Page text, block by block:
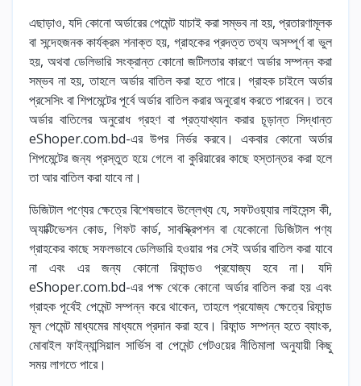
এছাড়াও, যদি কোনো অর্ডারের পেমেন্ট যাচাই করা সম্ভব না হয়, প্রতারণামূলক
বা সন্দেহজনক কার্যক্রম শনাক্ত হয়, গ্রাহকের প্রদত্ত তথ্য অসম্পূর্ণ বা ভুল
হয়, অথবা ডেলিভারি সংক্রান্ত কোনো জটিলতার কারণে অর্ডার সম্পন্ন করা
সম্ভব না হয়, তাহলে অর্ডার বাতিল করা হতে পারে। গ্রাহক চাইলে অর্ডার
প্রসেসিং বা শিপমেন্টের পূর্বে অর্ডার বাতিল করার অনুরোধ করতে পারবেন। তবে
অর্ডার বাতিলের অনুরোধ গ্রহণ বা প্রত্যাখ্যান করার চূড়ান্ত সিদ্ধান্ত
eShoper.com.bd-এর উপর নির্ভর করবে। একবার কোনো অর্ডার
শিপমেন্টের জন্য প্রস্তুত হয়ে গেলে বা কুরিয়ারের কাছে হস্তান্তর করা হলে
তা আর বাতিল করা যাবে না।
ডিজিটাল পণ্যের ক্ষেত্রে বিশেষভাবে উল্লেখ্য যে, সফটওয়্যার লাইসেন্স কী,
অ্যাক্টিভেশন কোড, গিফট কার্ড, সাবস্ক্রিপশন বা যেকোনো ডিজিটাল পণ্য
গ্রাহকের কাছে সফলভাবে ডেলিভারি হওয়ার পর সেই অর্ডার বাতিল করা যাবে
না এবং এর জন্য কোনো রিফান্ডও প্রযোজ্য হবে না। যদি
eShoper.com.bd-এর পক্ষ থেকে কোনো অর্ডার বাতিল করা হয় এবং
গ্রাহক পূর্বেই পেমেন্ট সম্পন্ন করে থাকেন, তাহলে প্রযোজ্য ক্ষেত্রে রিফান্ড
মূল পেমেন্ট মাধ্যমের মাধ্যমে প্রদান করা হবে। রিফান্ড সম্পন্ন হতে ব্যাংক,
মোবাইল ফাইন্যান্সিয়াল সার্ভিস বা পেমেন্ট গেটওয়ের নীতিমালা অনুযায়ী কিছু
সময় লাগতে পারে।